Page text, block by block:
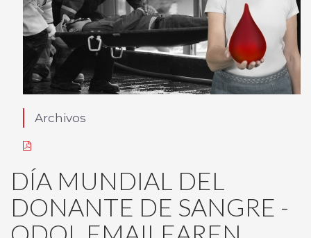
Archivos
DÍA MUNDIAL DEL
DONANTE DE SANGRE -